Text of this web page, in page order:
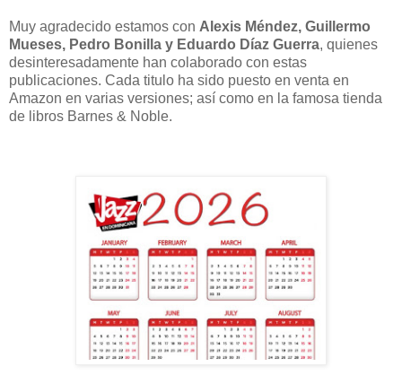
Muy agradecido estamos con Alexis Méndez, Guillermo
Mueses, Pedro Bonilla y Eduardo Díaz Guerra, quienes
desinteresadamente han colaborado con estas
publicaciones. Cada titulo ha sido puesto en venta en
Amazon en varias versiones; así como en la famosa tienda
de libros Barnes & Noble.